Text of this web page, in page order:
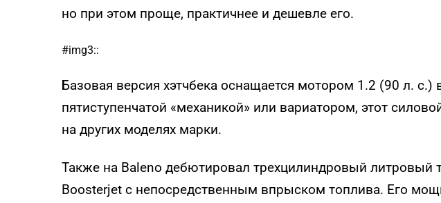
но при этом проще, практичнее и дешевле его.
#img3::
Базовая версия хэтчбека оснащается мотором 1.2 (90 л. с.)
пятиступенчатой «механикой» или вариатором, этот
на других моделях марки.
Также на Baleno дебютировал трехцилиндровый литровый
Boosterjet с непосредственным впрыском топлива. Его